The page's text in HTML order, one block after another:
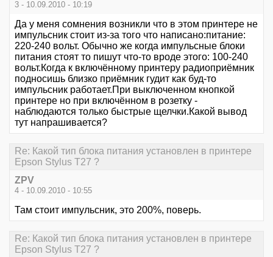
3 - 10.09.2010 - 10:19
Да у меня сомнения возникли что в этом принтере не
импульсник стоит из-за того что написано:питание:
220-240 вольт. Обычно же когда импульсные блоки
питания стоят то пишут что-то вроде этого: 100-240
вольт.Когда к включённому принтеру радиоприёмник
подносишь близко приёмник гудит как буд-то
импульсник работает.При выключенном кнопкой
принтере но при включённом в розетку -
наблюдаются только быстрые щелчки.Какой вывод
тут напрашивается?
Re: Какой тип блока питания установлен в принтере
Epson Stylus T27 ?
ZPV
4 - 10.09.2010 - 10:55
Там стоит импульсник, это 200%, поверь.
Re: Какой тип блока питания установлен в принтере
Epson Stylus T27 ?